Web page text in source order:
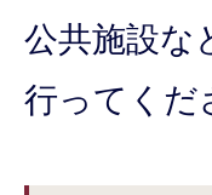
公共施設な
行ってくだ